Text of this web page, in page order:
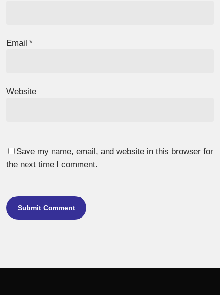
Email*
Website
Save my name, email, and website in this browser for
the next time I comment.